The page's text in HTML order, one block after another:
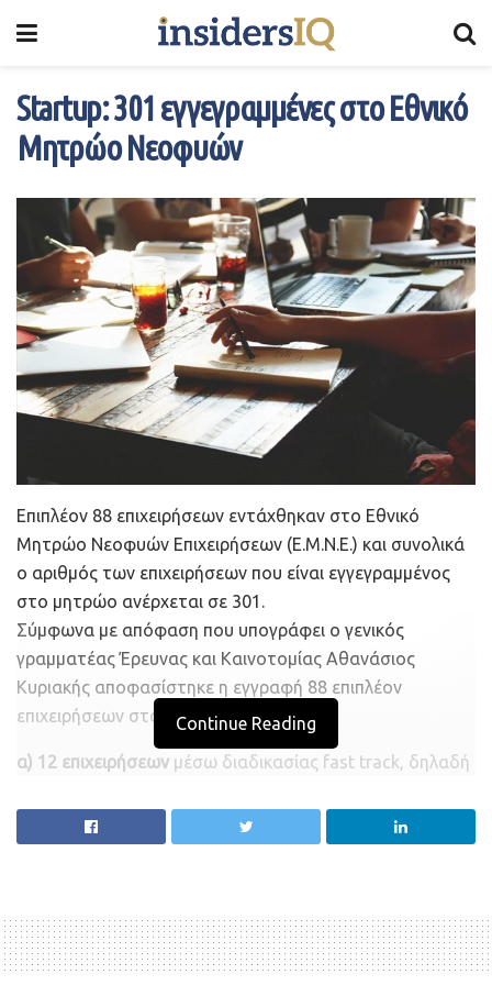
Startup: 301 εγγεγραμμένες στο Εθνικό
Μητρώο Νεοφυών
Επιπλέον 88 επιχειρήσεων εντάχθηκαν στο Εθνικό
Μητρώο Νεοφυών Επιχειρήσεων (Ε.Μ.Ν.Ε.) και συνολικά
ο αριθμός των επιχειρήσεων που είναι εγγεγραμμένος
στο μητρώο ανέρχεται σε 301.
Σύμφωνα με απόφαση που υπογράφει ο γενικός
γραμματέας Έρευνας και Καινοτομίας Αθανάσιος
Κυριακής αποφασίστηκε η εγγραφή 88 επιπλέον
επιχειρήσεων στο Ε.Μ.Ν.Ε. ως εξής:
α) 12 επιχειρήσεων μέσω διαδικασίας fast track, δηλαδή
εγγραφής και
Δηλαδή της καινοτομίας και των προοπτικών ταχείας
κλιμάκωσης του μεγέθους των πωλήσεών τους στην
Continue Reading